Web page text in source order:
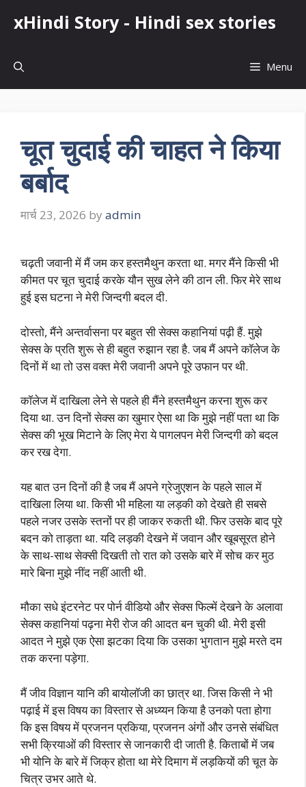
xHindi Story - Hindi sex stories
Menu
चूत चुदाई की चाहत ने किया
बर्बाद
मार्च 23, 2026 by admin
चढ़ती जवानी में मैं जम कर हस्तमैथुन करता था. मगर मैंने किसी भी
कीमत पर चूत चुदाई करके यौन सुख लेने की ठान ली. फिर मेरे साथ
हुई इस घटना ने मेरी जिन्दगी बदल दी.
दोस्तो, मैंने अन्तर्वासना पर बहुत सी सेक्स कहानियां पढ़ी हैं. मुझे
सेक्स के प्रति शुरू से ही बहुत रुझान रहा है. जब मैं अपने कॉलेज के
दिनों में था तो उस वक्त मेरी जवानी अपने पूरे उफान पर थी.
कॉलेज में दाखिला लेने से पहले ही मैंने हस्तमैथुन करना शुरू कर
दिया था. उन दिनों सेक्स का खुमार ऐसा था कि मुझे नहीं पता था कि
सेक्स की भूख मिटाने के लिए मेरा ये पागलपन मेरी जिन्दगी को बदल
कर रख देगा.
यह बात उन दिनों की है जब मैं अपने ग्रेजुएशन के पहले साल में
दाखिला लिया था. किसी भी महिला या लड़की को देखते ही सबसे
पहले नजर उसके स्तनों पर ही जाकर रुकती थी. फिर उसके बाद पूरे
बदन को ताड़ता था. यदि लड़की देखने में जवान और खूबसूरत होने
के साथ-साथ सेक्सी दिखती तो रात को उसके बारे में सोच कर मुठ
मारे बिना मुझे नींद नहीं आती थी.
मौका सधे इंटरनेट पर पोर्न वीडियो और सेक्स फिल्में देखने के अलावा
सेक्स कहानियां पढ़ना मेरी रोज की आदत बन चुकी थी. मेरी इसी
आदत ने मुझे एक ऐसा झटका दिया कि उसका भुगतान मुझे मरते दम
तक करना पड़ेगा.
मैं जीव विज्ञान यानि की बायोलॉजी का छात्र था. जिस किसी ने भी
पढ़ाई में इस विषय का विस्तार से अध्य्यन किया है उनको पता होगा
कि इस विषय में प्रजनन प्रकिया, प्रजनन अंगों और उनसे संबंधित
सभी क्रियाओं की विस्तार से जानकारी दी जाती है. किताबों में जब
भी योनि के बारे में जिक्र होता था मेरे दिमाग में लड़कियों की चूत के
चित्र उभर आते थे.